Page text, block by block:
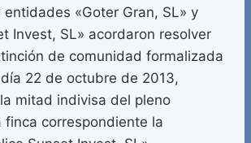
«Goter Gran, SL» y
Invest, SL» acordaron resolver
de comunidad formalizada
22 de octubre de 2013,
mitad indivisa del pleno
finca correspondiente la